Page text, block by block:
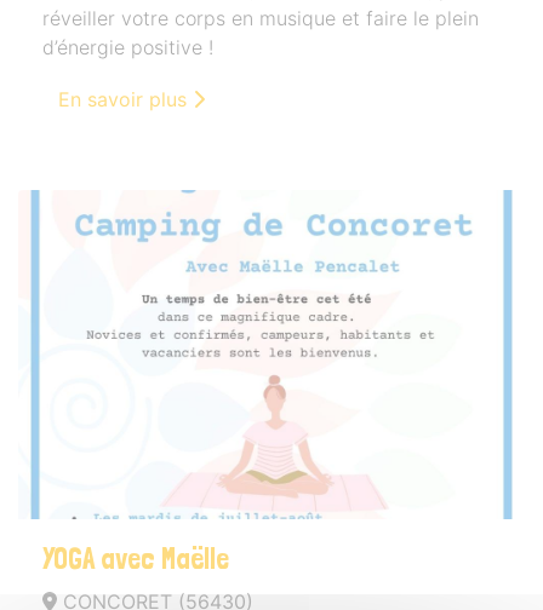
réveiller votre corps en musique et faire le plein
d’énergie positive !
En savoir plus
YOGA avec Maëlle
CONCORET (56430)